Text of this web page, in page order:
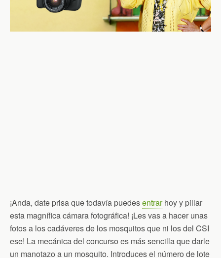
¡Anda, date prisa que todavía puedesentrarhoy y pillar
esta magnífica cámara fotográfica! ¡Les vas a hacer unas
fotos a los cadáveres de los mosquitos que ni los del CSI
ese! La mecánica del concurso es más sencilla que darle
un manotazo a un mosquito. Introduces el número de lote